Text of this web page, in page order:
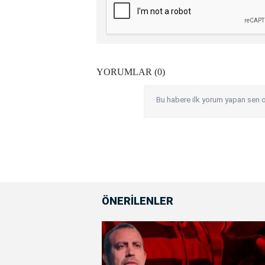
YORUMLAR (0)
Bu habere ilk yorum yapan sen
ÖNERİLENLER